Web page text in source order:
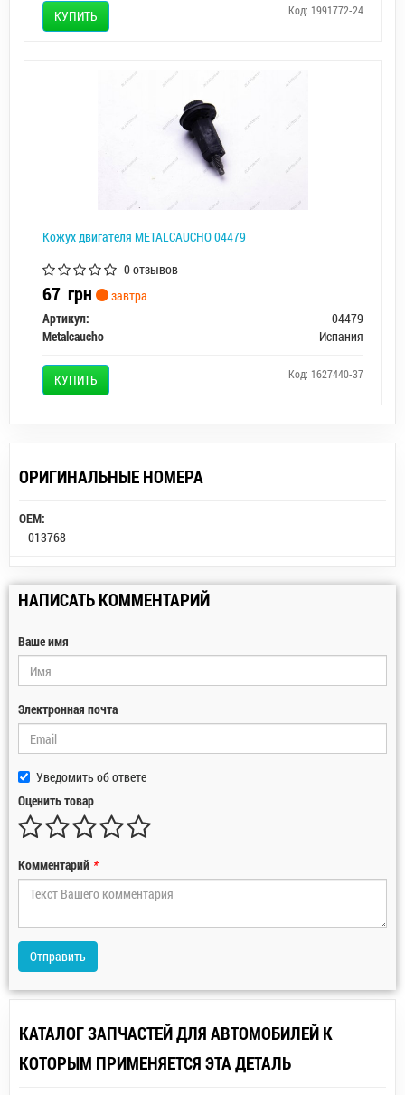
КУПИТЬ Код: 1991772-24
Кожух двигателя METALCAUCHO 04479
0 отзывов
67 грн
завтра
Артикул:
04479
Metalcaucho
Испания
КУПИТЬ Код: 1627440-37
ОРИГИНАЛЬНЫЕ НОМЕРА
OEM:
013768
НАПИСАТЬ КОММЕНТАРИЙ
Ваше имя
Электронная почта
Уведомить об ответе
Оценить товар
Комментарий *
Отправить
КАТАЛОГ ЗАПЧАСТЕЙ ДЛЯ АВТОМОБИЛЕЙ К
КОТОРЫМ ПРИМЕНЯЕТСЯ ЭТА ДЕТАЛЬ